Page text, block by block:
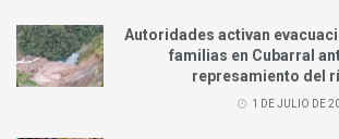
Autoridades activan
familias en Cubarral
represamiento del
1 DE JULIO DE